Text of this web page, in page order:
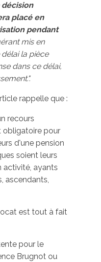
placé en
pendant
mis en
la pièce
dans ce délai,
rappelle que :
recours
obligatoire pour
d'une pension
soient leurs
activité, ayants
ascendants,
est tout à fait
pour le
Brugnot ou